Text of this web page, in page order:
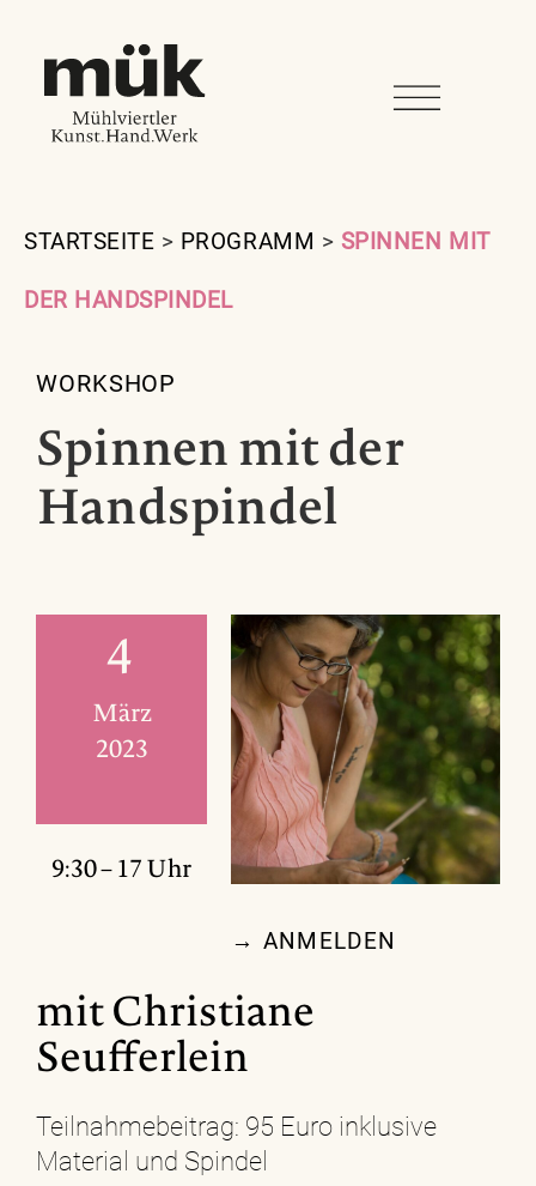
STARTSEITE > PROGRAMM > SPINNEN MIT
DER HANDSPINDEL
WORKSHOP
Spinnen mit der
Handspindel
4
März
2023
9:30 – 17 Uhr
→ ANMELDEN
mit Christiane
Seufferlein
Teilnahmebeitrag: 95 Euro inklusive
Material und Spindel